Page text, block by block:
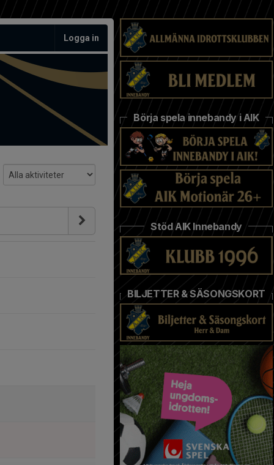
Logga in
Börja spela innebandy i AIK
Stöd AIK Innebandy
BILJETTER & SÄSONGSKORT